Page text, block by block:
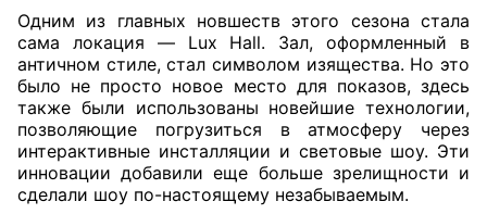
Одним из главных новшеств этого сезона стала
сама локация — Lux Hall. Зал, оформленный в
античном стиле, стал символом изящества. Но это
было не просто новое место для показов, здесь
также были использованы новейшие технологии,
позволяющие погрузиться в атмосферу через
интерактивные инсталляции и световые шоу. Эти
инновации добавили еще больше зрелищности и
сделали шоу по-настоящему незабываемым.